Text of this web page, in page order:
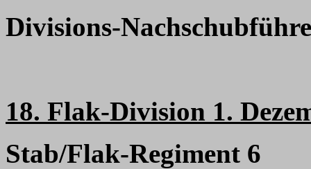
Divisions-
18. Flak-Division 1.
Stab/Flak-Regiment 6